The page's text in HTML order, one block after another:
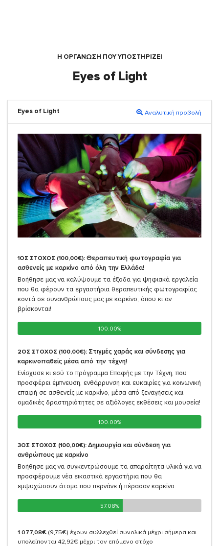
Η ΟΡΓΆΝΩΣΗ ΠΟΥ ΥΠΟΣΤΗΡΙΖΕΙ
Eyes of Light
Eyes of Light Αναλυτική προβολή
1ΟΣ ΣΤΟΧΟΣ (100,00€): Θεραπευτική φωτογραφία για
ασθενείς με καρκίνο από όλη την Ελλάδα!
Βοήθησε μας να καλύψουμε τα έξοδα για ψηφιακά εργαλεία
που θα φέρουν τα εργαστήρια θεραπευτικής φωτογραφίας
κοντά σε συνανθρώπους μας με καρκίνο, όπου κι αν
βρίσκονται!
100.00%
100.00%
2ΟΣ ΣΤΟΧΟΣ (100,00€): Στιγμές χαράς και σύνδεσης για
καρκινοπαθείς μέσα από την τέχνη!
Ενίσχυσε κι εσύ το πρόγραμμα Επαφής με την Τέχνη, που
προσφέρει έμπνευση, ενθάρρυνση και ευκαιρίες για κοινωνική
επαφή σε ασθενείς με καρκίνο, μέσα από ξεναγήσεις και
ομαδικές δραστηριότητες σε αξιόλογες εκθέσεις και μουσεία!
100.00%
100.00%
3ΟΣ ΣΤΟΧΟΣ (100,00€): Δημιουργία και σύνδεση για
ανθρώπους με καρκίνο
Βοήθησε μας να συγκεντρώσουμε τα απαραίτητα υλικά για να
προσφέρουμε νέα εικαστικά εργαστήρια που θα
εμψυχώσουν άτομα που περνάνε ή πέρασαν καρκίνο.
57.08%
57.08%
1.077,08€ (9,75€) έχουν συλλεχθεί συνολικά μέχρι σήμερα και
υπολείπονται 42,92€ μέχρι τον επόμενο στόχο